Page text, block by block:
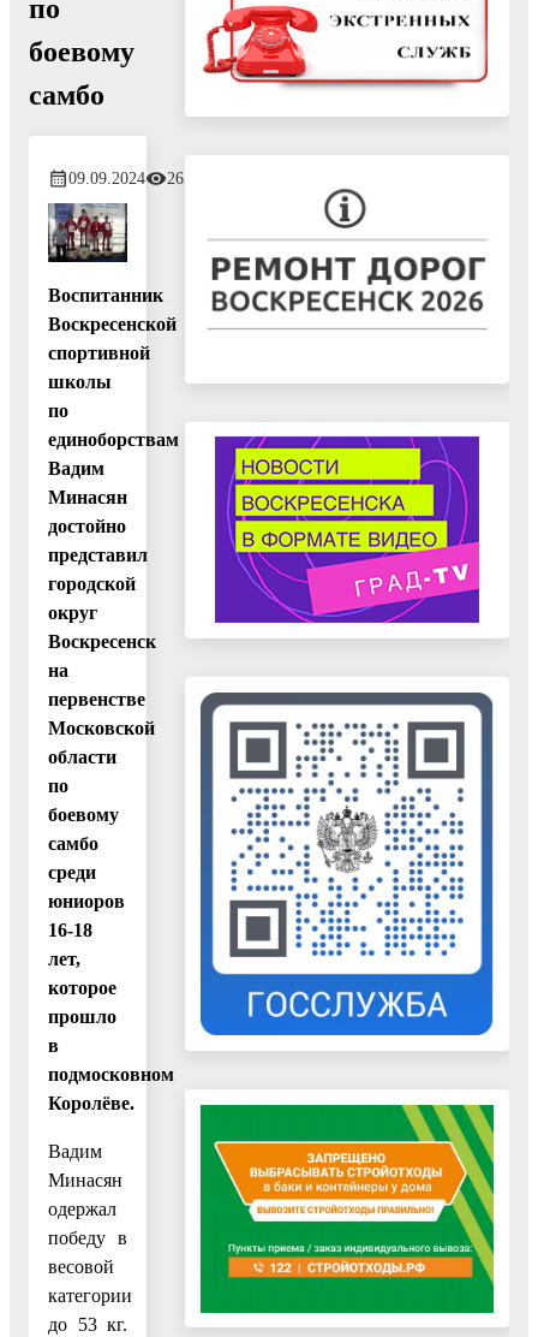
по
боевому
самбо
09.09.2024 265
Воспитанник
Воскресенской
спортивной
школы
по
единоборствам
Вадим
Минасян
достойно
представил
городской
округ
Воскресенск
на
первенстве
Московской
области
по
боевому
самбо
среди
юниоров
16-18
лет,
которое
прошло
в
подмосковном
Королёве.
Вадим
Минасян
одержал
победу в
весовой
категории
до 53 кг.